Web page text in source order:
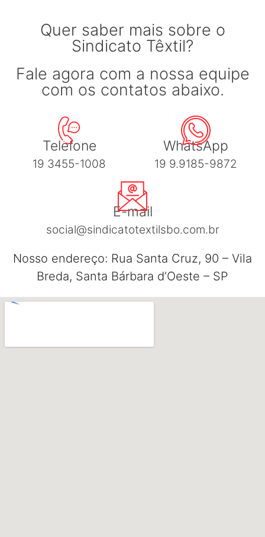
Quer saber mais sobre o
Sindicato Têxtil?
Fale agora com a nossa equipe
com os contatos abaixo.
Telefone
19 3455-1008
WhatsApp
19 9.9185-9872
E-mail
social@sindicatotextilsbo.com.br
Nosso endereço: Rua Santa Cruz, 90 – Vila
Breda, Santa Bárbara d’Oeste – SP